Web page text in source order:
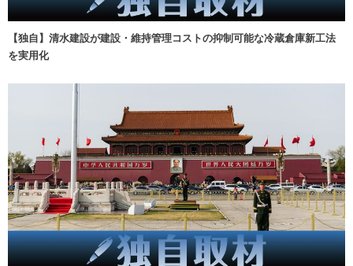
【独自】清水建設が建設・維持管理コストの抑制可能な冷蔵倉庫新工法
を実用化